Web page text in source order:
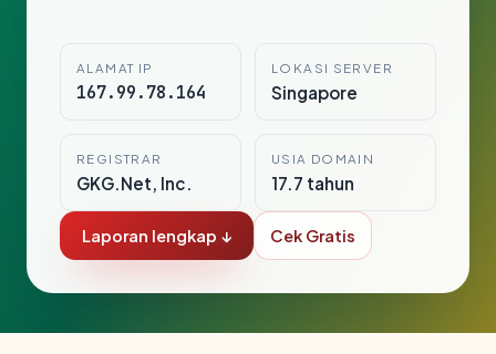
ALAMAT IP
167.99.78.164
LOKASI SERVER
Singapore
REGISTRAR
GKG.Net, Inc.
USIA DOMAIN
17.7 tahun
Laporan lengkap ↓ Cek Gratis